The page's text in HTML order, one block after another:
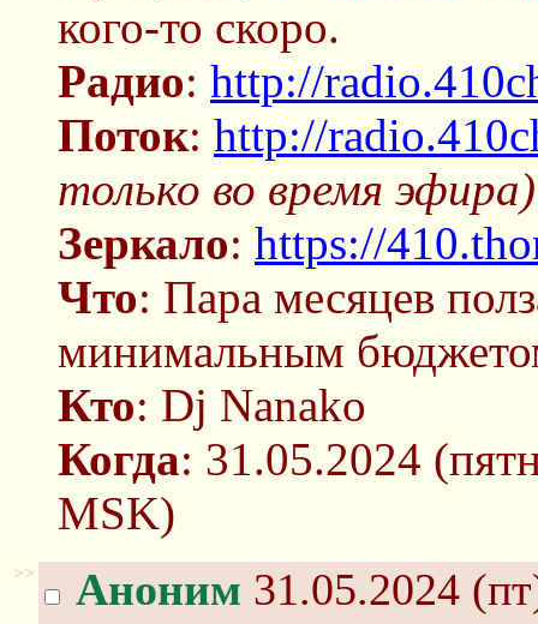
кого-то скоро.
Радио: http://
Поток: http://
только во время эфира)
Зеркало: https://
Что: Пара месяцев
минимальным
Кто: Dj Nanako
Когда: 31.05.2024
MSK)
>> Аноним 31.05.2024